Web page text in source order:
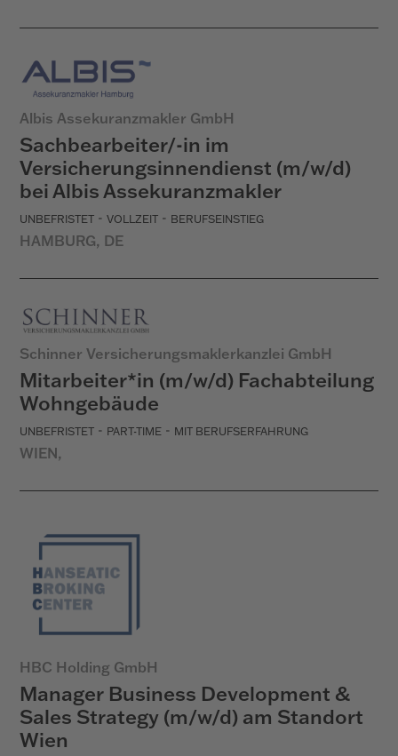
Albis Assekuranzmakler GmbH
Sachbearbeiter/-in im
Versicherungsinnendienst (m/w/d)
bei Albis Assekuranzmakler
UNBEFRISTET -VOLLZEIT - BERUFSEINSTIEG
HAMBURG, DE
Schinner Versicherungsmaklerkanzlei GmbH
Mitarbeiter*in (m/w/d) Fachabteilung
Wohngebäude
UNBEFRISTET - PART-TIME - MIT BERUFSERFAHRUNG
WIEN,
HBC Holding GmbH
Manager Business Development &
Sales Strategy (m/w/d) am Standort
Wien